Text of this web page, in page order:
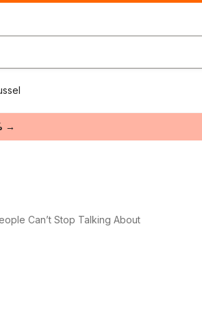
→
Can’t Stop Talking About